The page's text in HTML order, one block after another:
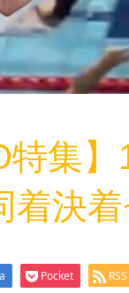
特集
着決
Pocket RSS